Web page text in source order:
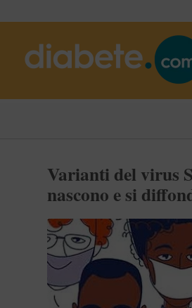
Varianti del virus
nascono e si